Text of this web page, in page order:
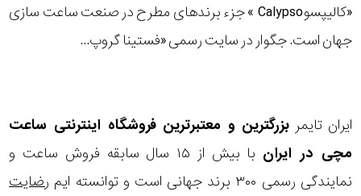
«کالیپسوCalypso » جزء برندهای مطرح در صنعت ساعت سازی
جهان است. جگوار در سایت رسمی «فستینا گروپ...
ایران تایمر بزرگترین و معتبرترین فروشگاه اینترنتی ساعت
مچی در ایران
با بیش از ۱۵ سال سابقه فروش ساعت و
نمایندگی رسمی ۳۰۰ برند جهانی است و توانسته ایم
رضایت
آب
شکل